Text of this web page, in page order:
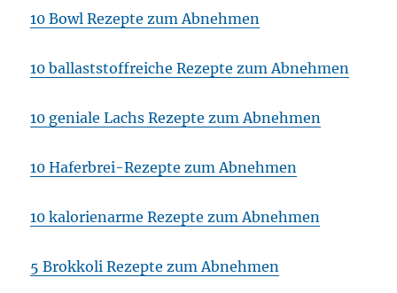
10 Bowl Rezepte zum Abnehmen
10 ballaststoffreiche Rezepte zum Abnehmen
10 geniale Lachs Rezepte zum Abnehmen
10 Haferbrei-Rezepte zum Abnehmen
10 kalorienarme Rezepte zum Abnehmen
5 Brokkoli Rezepte zum Abnehmen